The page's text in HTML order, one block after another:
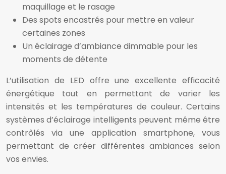
maquillage et le rasage
Des spots encastrés pour mettre en valeur
certaines zones
Un éclairage d’ambiance dimmable pour les
moments de détente
L’utilisation de LED offre une excellente efficacité
énergétique tout en permettant de varier les
intensités et les températures de couleur. Certains
systèmes d’éclairage intelligents peuvent même être
contrôlés via une application smartphone, vous
permettant de créer différentes ambiances selon
vos envies.